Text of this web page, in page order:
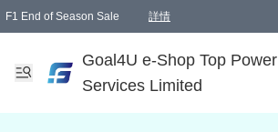
F1 End of Season Sale 詳情
Goal4U e-Shop Top Power
Services Limited